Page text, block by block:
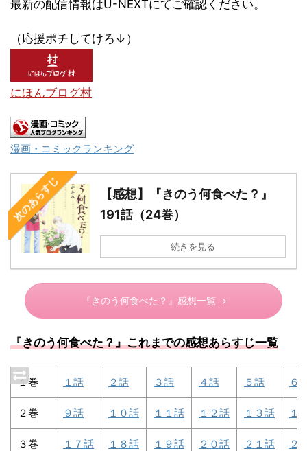
最新の配信情報はU-NEXTにてご確認ください。
（応援ポチしてけろ↓）
にほんブログ村
漫画・コミックランキング
次のあらすじ
【感想】『きのう何食べた？』
191話（24巻）
続きを見る
『きのう何食べた？』感想一覧
『きのう何食べた？』これまでの感想あらすじ一覧
１巻 １話 ２話 ３話 ４話 ５話 ６
２巻 ９話 １０話 １１話 １２話 １３話 １
３巻 １７話 １８話 １９話 ２０話 ２１話 ２